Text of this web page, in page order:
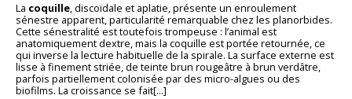
La coquille, discoïdale et aplatie, présente un enroulement
sénestre apparent, particularité remarquable chez les planorbides.
Cette sénestralité est toutefois trompeuse : l’animal est
anatomiquement dextre, mais la coquille est portée retournée, ce
qui inverse la lecture habituelle de la spirale. La surface externe est
lisse à finement striée, de teinte brun rougeâtre à brun verdâtre,
parfois partiellement colonisée par des micro-algues ou des
biofilms. La croissance se fait[...]